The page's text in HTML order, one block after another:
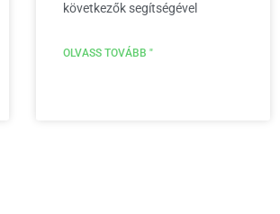
következők segítségével
OLVASS TOVÁBB "